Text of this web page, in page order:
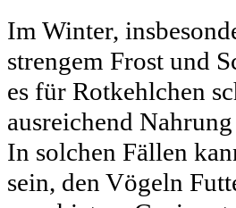
Im Winter,
strengem Frost und
es für Rotkehlchen
ausreichend
In solchen Fällen
sein, den Vögeln